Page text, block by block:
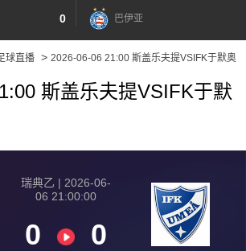
0 巴伊亚
球直播> 2026-06-06 21:00 斯盖乐夫提VSIFK于默奥
斯盖乐夫提VSIFK于默
瑞典乙 | 2026-06-
06 21:00:00
0 0